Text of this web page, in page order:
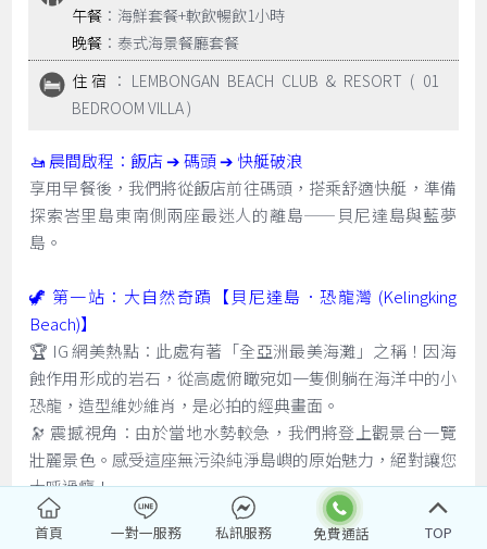
午餐 ：海鮮套餐+軟飲暢飲1小時
晚餐 ：泰式海景餐廳套餐
住宿 ：LEMBONGAN BEACH CLUB & RESORT ( 01
BEDROOM VILLA )
🚤 晨間啟程：飯店 ➔ 碼頭 ➔ 快艇破浪
享用早餐後，我們將從飯店前往碼頭，搭乘舒適快艇，準備
探索峇里島東南側兩座最迷人的離島——貝尼達島與藍夢
島。
🦖 第一站：大自然奇蹟【貝尼達島．恐龍灣 (Kelingking
Beach)】
🏆 IG 網美熱點：此處有著「全亞洲最美海灘」之稱！因海
蝕作用形成的岩石，從高處俯瞰宛如一隻側躺在海洋中的小
恐龍，造型維妙維肖，是必拍的經典畫面。
🔭 震撼視角：由於當地水勢較急，我們將登上觀景台一覽
壯麗景色。感受這座無污染純淨島嶼的原始魅力，絕對讓您
大呼過癮！
🌴 第二站：下午前往【藍夢島 Lembongan Island】
首頁 一對一服務 私訊服務 TOP